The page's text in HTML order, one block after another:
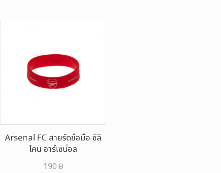
Arsenal FC สายรัดข้อมือ ซิลิ
โคน อาร์เซน่อล
190 ฿